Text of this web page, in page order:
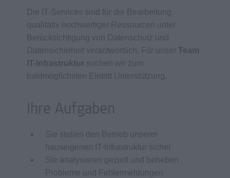
Die IT-Services sind für die Bearbeitung
qualitativ hochwertiger Ressourcen unter
Berücksichtigung von Datenschutz und
Datensicherheit verantwortlich. Für unser Team
IT-Infrastruktur suchen wir zum
baldmöglichsten Eintritt Unterstützung.
Ihre Aufgaben
Sie stellen den Betrieb unserer
hauseigenen IT-Infrastruktur sicher
Sie analysieren gezielt und beheben
Probleme und Fehlermeldungen